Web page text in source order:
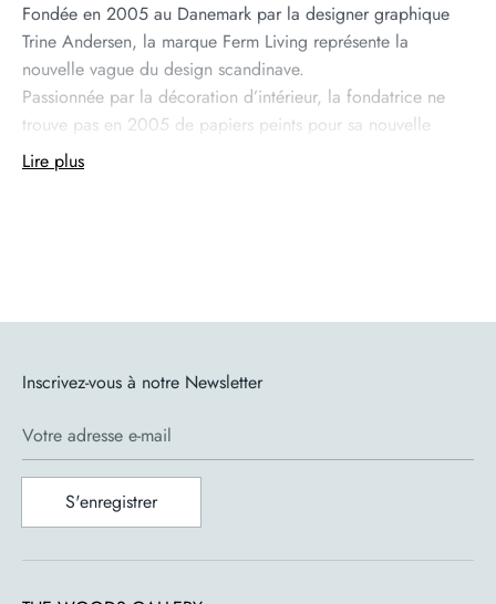
Fondée en 2005 au Danemark par la designer graphique
Trine Andersen, la marque Ferm Living représente la
nouvelle vague du design scandinave.
Passionnée par la décoration d’intérieur, la fondatrice ne
trouve pas en 2005 de papiers peints pour sa nouvelle
maison et décide d’en créer elle-même.
Sa dizaine de modèles de papiers peints rencontrent un
Lire plus
Inscrivez-vous à notre Newsletter
Votre adresse e-mail
S'enregistrer